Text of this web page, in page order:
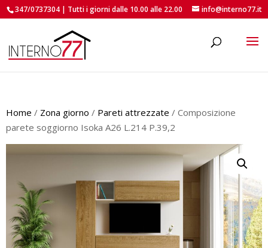
347/0737304 | Tutti i giorni dalle 10.00 alle 22.00 info@interno77.it
Home / Zona giorno / Pareti attrezzate / Composizione
parete soggiorno Isoka A26 L.214 P.39,2